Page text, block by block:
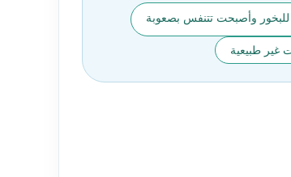
وأصبحت تتنفس بصعوبة
غير طبيعية